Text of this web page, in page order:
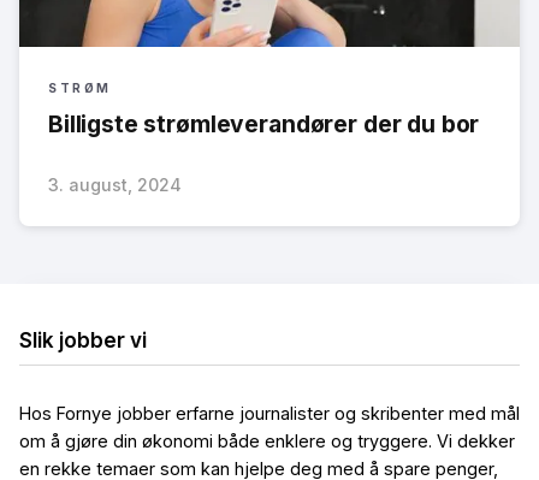
STRØM
Billigste strømleverandører der du bor
3. august, 2024
Slik jobber vi
Hos Fornye jobber erfarne journalister og skribenter med mål
om å gjøre din økonomi både enklere og tryggere. Vi dekker
en rekke temaer som kan hjelpe deg med å spare penger,